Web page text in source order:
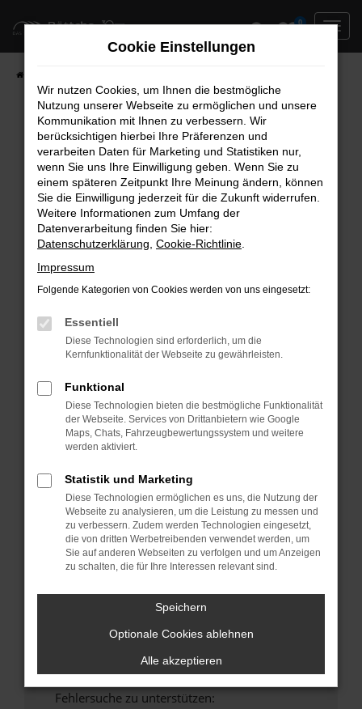
Zum
springen
0
Fehler: Network Error
Beim Laden ist ein Fehler aufgetreten.
Hier sind ein paar Tipps, die dir helfen können:
Überprüfe deine Firewall und deine
Internetverbindung.
Laden andere Webseiten, zum Beispiel deine
Manche Erweiterungen, wie Werbeblocker,
können das Laden bestimmter Seiten
verhindern. Funktioniert die Seite in einem
Fenster?
Starte dein Gerät neu.
Das kann manchmal helfen, vorübergehende
Probleme zu beheben.
Stelle sicher, dass dein Browser und dein
Betriebssystem auf dem neuesten Stand
sind.
Veraltete Software birgt nicht nur ein
Sicherheitsrisiko, sondern kann auch dazu
führen, dass bestimmte Funktionen nicht mehr
Wende dich an den Webseitenbetreiber.
Wenn du alle oben genannten Schritte versucht
hast, kontaktiere uns bitte. Wir werden
versuchen, das Problem zu beheben. Du kannst
uns diesen Text schicken, um uns bei der
Fehlersuche zu unterstützen:
Cookie Einstellungen
Wir nutzen Cookies, um Ihnen die bestmögliche
Nutzung unserer Webseite zu ermöglichen und unsere
Kommunikation mit Ihnen zu verbessern. Wir
berücksichtigen hierbei Ihre Präferenzen und
verarbeiten Daten für Marketing und Statistiken nur,
wenn Sie uns Ihre Einwilligung geben. Wenn Sie zu
einem späteren Zeitpunkt Ihre Meinung ändern, können
Sie die Einwilligung jederzeit für die Zukunft widerrufen.
Weitere Informationen zum Umfang der
Datenverarbeitung finden Sie hier:
Datenschutzerklärung Cookie-Richtlinie
Impressum
Folgende Kategorien von Cookies werden von uns eingesetzt:
Essentiell
Diese Technologien sind erforderlich, um die
Kernfunktionalität der Webseite zu gewährleisten.
Funktional
Diese Technologien bieten die bestmögliche Funktionalität
der Webseite. Services von Drittanbietern wie Google
Maps, Chats, Fahrzeugbewertungssystem und weitere
werden aktiviert.
Statistik und Marketing
Diese Technologien ermöglichen es uns, die Nutzung der
Webseite zu analysieren, um die Leistung zu messen und
zu verbessern. Zudem werden Technologien eingesetzt,
die von dritten Werbetreibenden verwendet werden, um
Sie auf anderen Webseiten zu verfolgen und um Anzeigen
zu schalten, die für Ihre Interessen relevant sind.
Speichern
Optionale Cookies ablehnen
Alle akzeptieren